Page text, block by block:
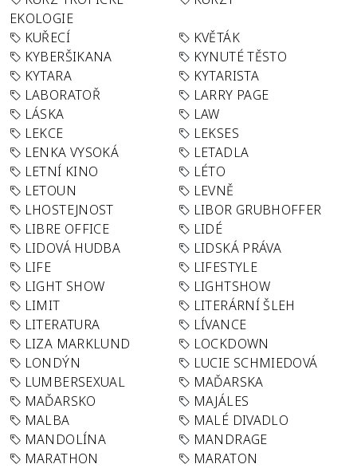
EKOLOGIE
KUŘECÍ
KVĚTÁK
KYBERŠIKANA
KYNUTÉ TĚSTO
KYTARA
KYTARISTA
LABORATOŘ
LARRY PAGE
LÁSKA
LAW
LEKCE
LEKSES
LENKA VYSOKÁ
LETADLA
LETNÍ KINO
LÉTO
LETOUN
LEVNĚ
LHOSTEJNOST
LIBOR GRUBHOFFER
LIBRE OFFICE
LIDÉ
LIDOVÁ HUDBA
LIDSKÁ PRÁVA
LIFE
LIFESTYLE
LIGHT SHOW
LIGHTSHOW
LIMIT
LITERÁRNÍ ŠLEH
LITERATURA
LÍVANCE
LIZA MARKLUND
LOCKDOWN
LONDÝN
LUCIE SCHMIEDOVÁ
LUMBERSEXUAL
MAĎARSKA
MAĎARSKO
MAJÁLES
MALBA
MALÉ DIVADLO
MANDOLÍNA
MANDRAGE
MARATHON
MARATON